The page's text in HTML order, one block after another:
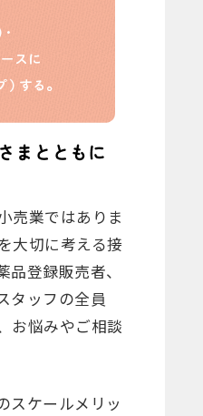
売業ではありま
大切に考える接
登録販売者、
タッフの全員
お悩みやご相談
スケールメリッ